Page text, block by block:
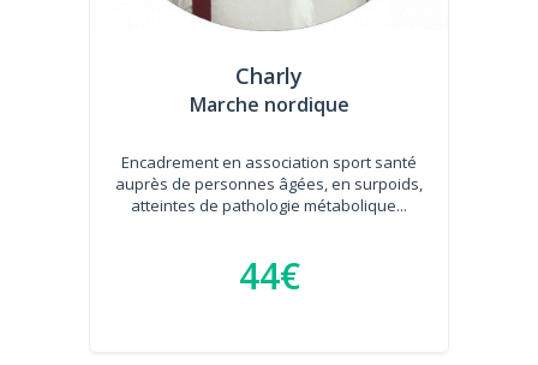
Charly
Marche nordique
Encadrement en association sport santé
auprès de personnes âgées, en surpoids,
atteintes de pathologie métabolique...
44€